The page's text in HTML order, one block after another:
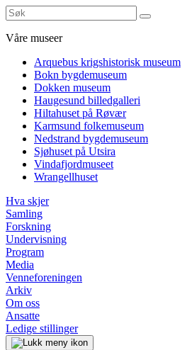
Våre museer
Arquebus krigshistorisk museum
Bokn bygdemuseum
Dokken museum
Haugesund billedgalleri
Hiltahuset på Røvær
Karmsund folkemuseum
Nedstrand bygdemuseum
Sjøhuset på Utsira
Vindafjordmuseet
Wrangellhuset
Hva skjer
Samling
Forskning
Undervisning
Program
Media
Venneforeningen
Arkiv
Om oss
Ansatte
Ledige stillinger